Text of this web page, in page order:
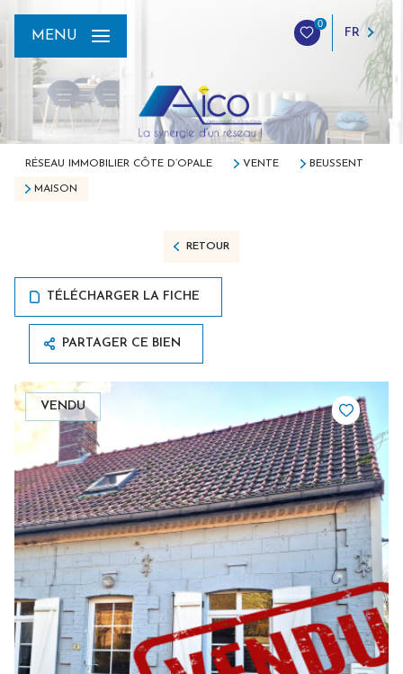
0
FR
MENU
RÉSEAU IMMOBILIER CÔTE D’OPALE VENTE BEUSSENT
MAISON
RETOUR
TÉLÉCHARGER LA FICHE
PARTAGER CE BIEN
VENDU